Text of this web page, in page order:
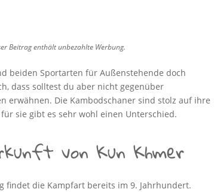
Beitrag enthält unbezahlte Werbung.
beiden Sportarten für Außenstehende doch
dass solltest du aber nicht gegenüber
erwähnen. Die Kambodschaner sind stolz auf ihre
sie gibt es sehr wohl einen Unterschied.
von Kun Khmer
findet die Kampfart bereits im 9. Jahrhundert.